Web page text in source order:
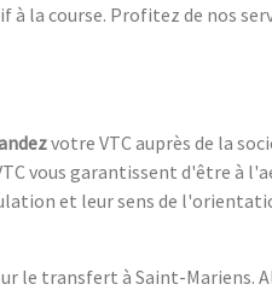
la course. Profitez de nos
votre VTC auprès de la
vous garantissent d'être à
et leur sens de
le transfert à Saint-Mariens.